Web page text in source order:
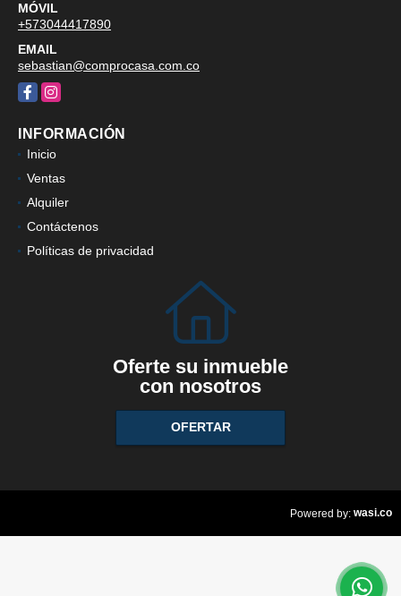
MÓVIL
+573044417890
EMAIL
sebastian@comprocasa.com.co
FacebookInstagram
INFORMACIÓN
Inicio
Ventas
Alquiler
Contáctenos
Políticas de privacidad
Oferte su inmueble
con nosotros
OFERTAR
Powered by: wasi.co